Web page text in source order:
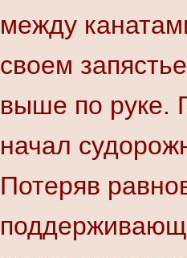
между
своем
выше по руке.
начал
Потеряв